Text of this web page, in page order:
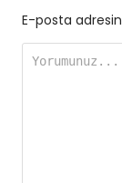
E-posta